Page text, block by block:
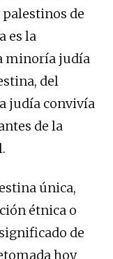
de
es la
minoría judía
del
judía convivía
de la
única,
étnica o
de
hoy